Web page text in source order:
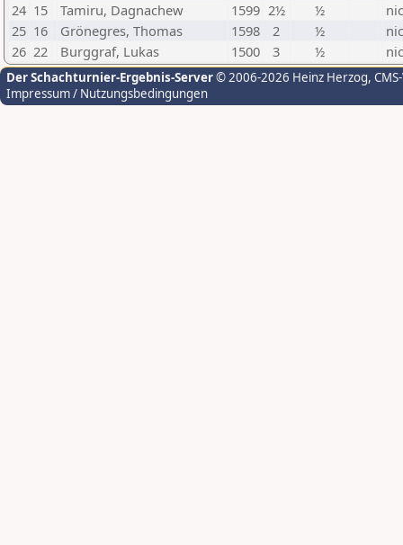
24 15 Tamiru, Dagnachew 1599 2½ ½
25 16 Grönegres, Thomas 1598 2 ½
26 22 Burggraf, Lukas 1500 3 ½
Der Schachturnier-Ergebnis-Server© 2006-2026 Heinz Herzog,
Impressum / Nutzungsbedingungen